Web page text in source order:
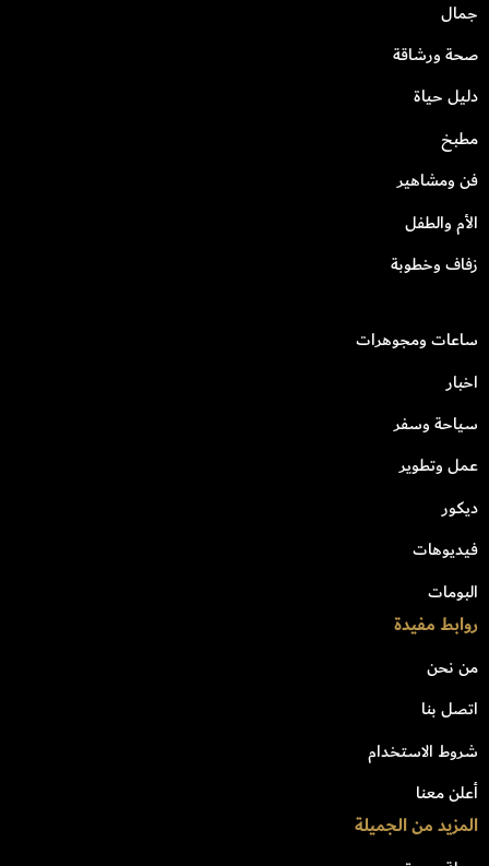
جمال
صحة ورشاقة
دليل حياة
مطبخ
فن ومشاهير
الأم والطفل
زفاف وخطوبة
ساعات ومجوهرات
اخبار
سياحة وسفر
عمل وتطوير
ديكور
فيديوهات
البومات
روابط مفيدة
من نحن
اتصل بنا
شروط الاستخدام
أعلن معنا
المزيد من الجميلة